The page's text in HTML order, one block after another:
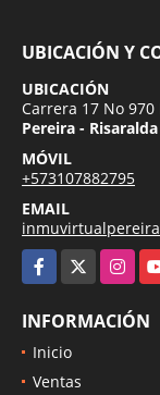
UBICACIÓN Y
UBICACIÓN
Carrera 17 No
Pereira - Risaralda
MÓVIL
+573107882795
EMAIL
Facebook
X
INFORMACIÓN
Inicio